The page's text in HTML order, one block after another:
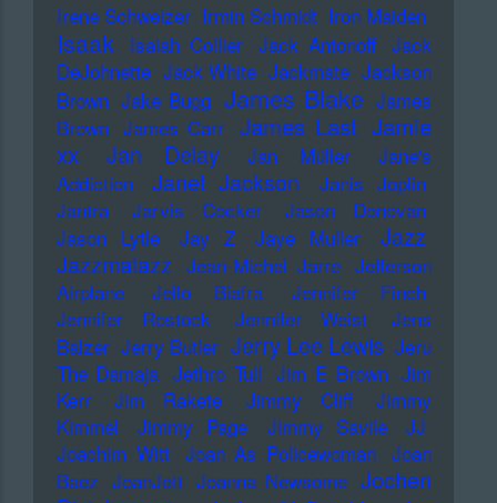
Irene Schweizer Irmin Schmidt Iron Maiden
Isaak Isaiah Collier Jack Antonoff Jack
DeJohnette Jack White Jackmate Jackson
Brown Jake Bugg James Blake James
Brown James Carr James Last Jamie
xx
Jan Delay Jan Müller
Jane's
Addiction
Janet Jackson
Janis Joplin
Jantra
Jarvis Cocker
Jason Donovan
Jason Lytle
Jay Z Jaye Muller
Jazz
Jazzmatazz Jean-Michel Jarre Jefferson
Airplane
Jello Biafra
Jennifer Finch
Jennifer Rostock
Jennifer Weist
Jens
Balzer Jerry Butler Jerry Lee Lewis Jeru
The Damaja Jethro Tull Jim E Brown Jim
Kerr
Jim Rakete Jimmy Cliff
Jimmy
Kimmel
Jimmy Page Jimmy Savile
JJ
Joachim Witt Joan As Policewoman Joan
Baez JoanJett Joanna Newsome Jochen